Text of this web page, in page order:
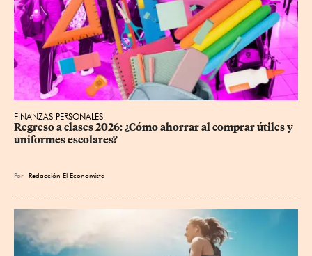
FINANZAS PERSONALES
Regreso a clases 2026: ¿Cómo ahorrar al comprar útiles y
uniformes escolares?
Por Redacción El Economista